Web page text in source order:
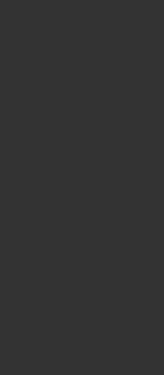
der Bus
Digitalisierung
Installation von
Systeme auf